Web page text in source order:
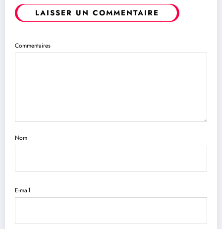
LAISSER UN COMMENTAIRE
Commentaires
Nom
E-mail